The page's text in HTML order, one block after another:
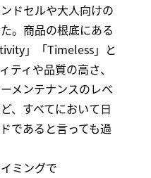
ドセルや大人向けの
。商品の根底にある
」「Timeless」と
ティや品質の高さ、
メンテナンスのレベ
、すべてにおいて日
であると言っても過
ミングで